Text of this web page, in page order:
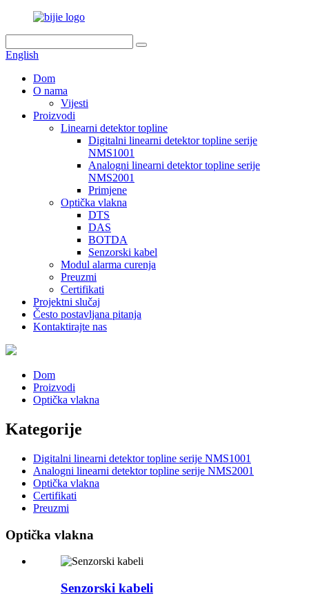
English
Dom
O nama
Vijesti
Proizvodi
Linearni detektor topline
Digitalni linearni detektor topline serije
NMS1001
Analogni linearni detektor topline serije
NMS2001
Primjene
Optička vlakna
DTS
DAS
BOTDA
Senzorski kabel
Modul alarma curenja
Preuzmi
Certifikati
Projektni slučaj
Često postavljana pitanja
Kontaktirajte nas
Dom
Proizvodi
Optička vlakna
Kategorije
Digitalni linearni detektor topline serije NMS1001
Analogni linearni detektor topline serije NMS2001
Optička vlakna
Certifikati
Preuzmi
Optička vlakna
Senzorski kabeli